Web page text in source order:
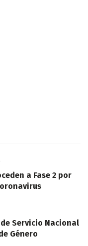
a Fase 2 por
Servicio Nacional
Género